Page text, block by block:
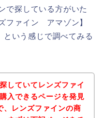
で探している方がいた
ファイン アマゾン】
いう感じで調べてみる
していてレンズファイ
入できるページを発見
、レンズファインの商